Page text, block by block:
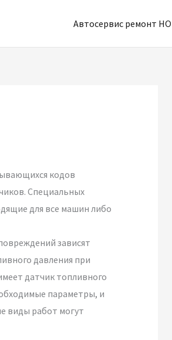
Автосервис ремонт
кодов
Специальных
для все машин либо
зависят
давления при
датчик топливного
параметры, и
виды работ могут